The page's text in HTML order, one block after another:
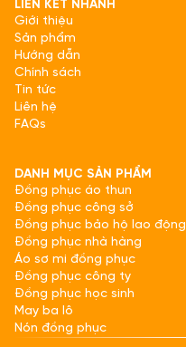
LIÊN KẾT NHANH
Giới thiệu
Sản phẩm
Hướng dẫn
Chính sách
Tin tức
Liên hệ
FAQs
DANH MỤC SẢN PHẨM
Đồng phục áo thun
Đồng phục công sở
Đồng phục bảo hộ lao động
Đồng phục nhà hàng
Áo sơ mi đồng phục
Đồng phục công ty
Đồng phục học sinh
May ba lô
Nón đồng phục